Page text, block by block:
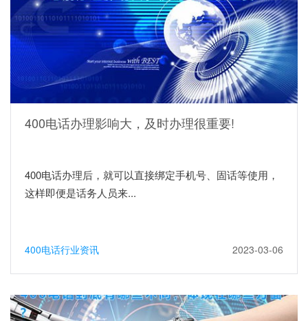
400电话办理影响大，及时办理很重要!
400电话办理后，就可以直接绑定手机号、固话等使用，
这样即便是话务人员来...
400电话行业资讯 2023-03-06